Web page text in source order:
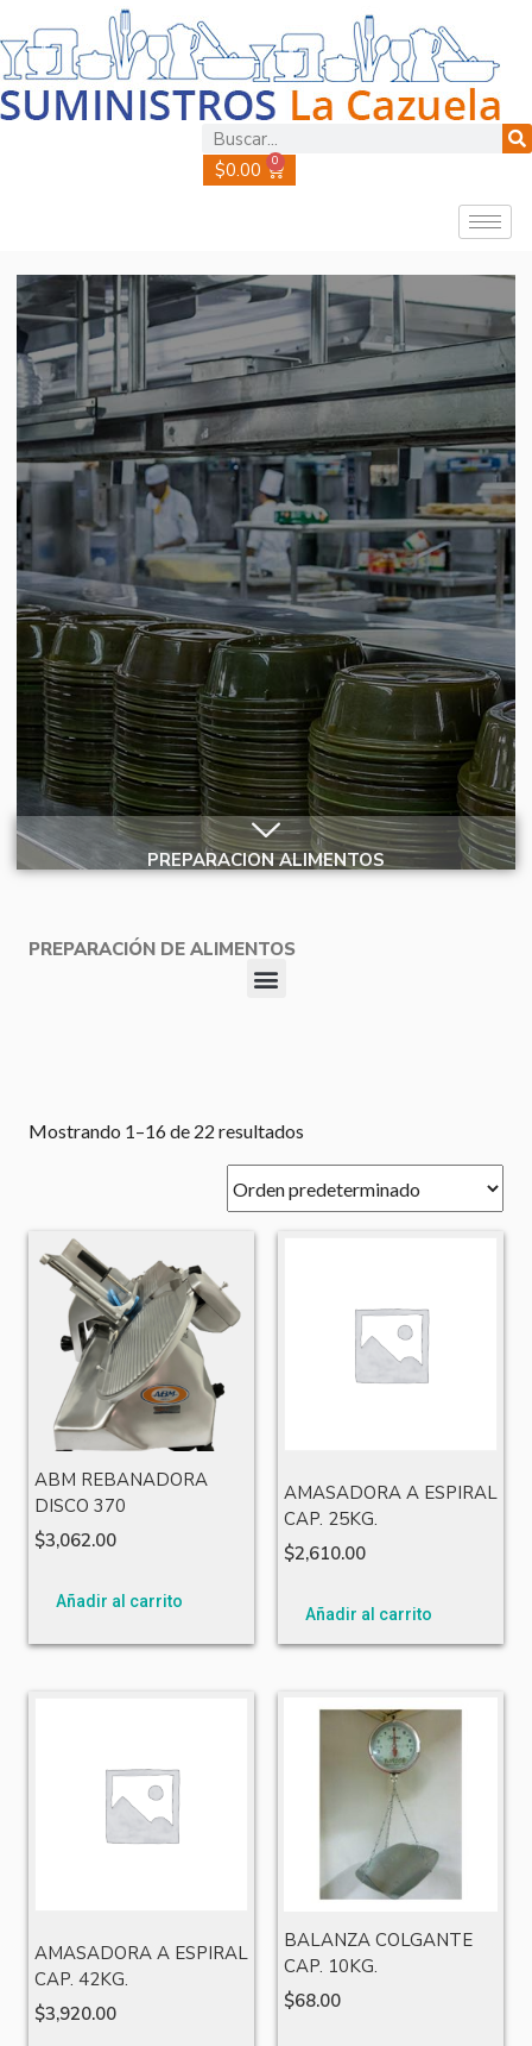
$0.00 0
PREPARACION ALIMENTOS
PREPARACIÓN DE ALIMENTOS
Mostrando 1–16 de 22 resultados
ABM REBANADORA
DISCO 370
$3,062.00
Añadir al carrito
AMASADORA A ESPIRAL
CAP. 25KG.
$2,610.00
Añadir al carrito
AMASADORA A ESPIRAL
CAP. 42KG.
$3,920.00
BALANZA COLGANTE
CAP. 10KG.
$68.00